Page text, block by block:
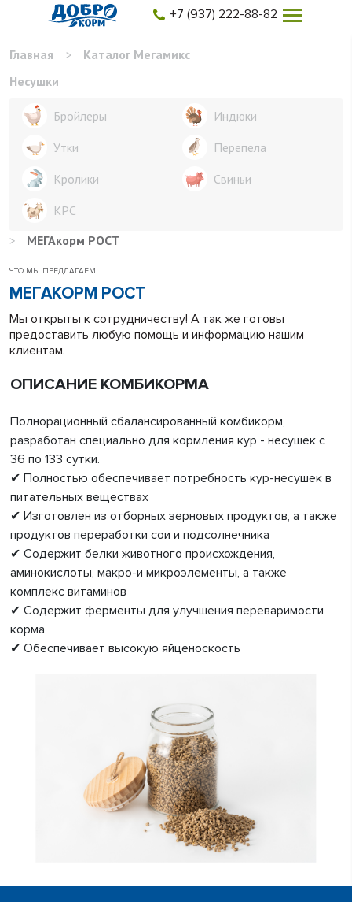
+7 (937) 222-88-82
Главная >
Каталог Мегамикс
Несушки
Бройлеры
Индюки
Утки
Перепела
Кролики
Свиньи
КРС
>
МЕГАкорм РОСТ
ЧТО МЫ ПРЕДЛАГАЕМ
МЕГАКОРМ РОСТ
Мы открыты к сотрудничеству! А так же готовы
предоставить любую помощь и информацию нашим
клиентам.
ОПИСАНИЕ КОМБИКОРМА
Полнорационный сбалансированный комбикорм,
разработан специально для кормления кур - несушек с
36 по 133 сутки.
✔ Полностью обеспечивает потребность кур-несушек в
питательных веществах
✔ Изготовлен из отборных зерновых продуктов, а также
продуктов переработки сои и подсолнечника
✔ Содержит белки животного происхождения,
аминокислоты, макро-и микроэлементы, а также
комплекс витаминов
✔ Содержит ферменты для улучшения переваримости
корма
✔ Обеспечивает высокую яйценоскость